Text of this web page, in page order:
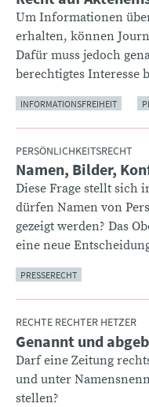
Um Informationen
erhalten, können
Dafür muss jedoch
berechtigtes Interesse
INFORMATIONSFREIHEIT
PERSÖNLICHKEITSRECHT
:Namen, Bilder,
Diese Frage stellt sich
dürfen Namen von
gezeigt werden? Das
eine neue
PRESSERECHT
RECHTE RECHTER HETZER
:Genannt und
Darf eine Zeitung
und unter
stellen?